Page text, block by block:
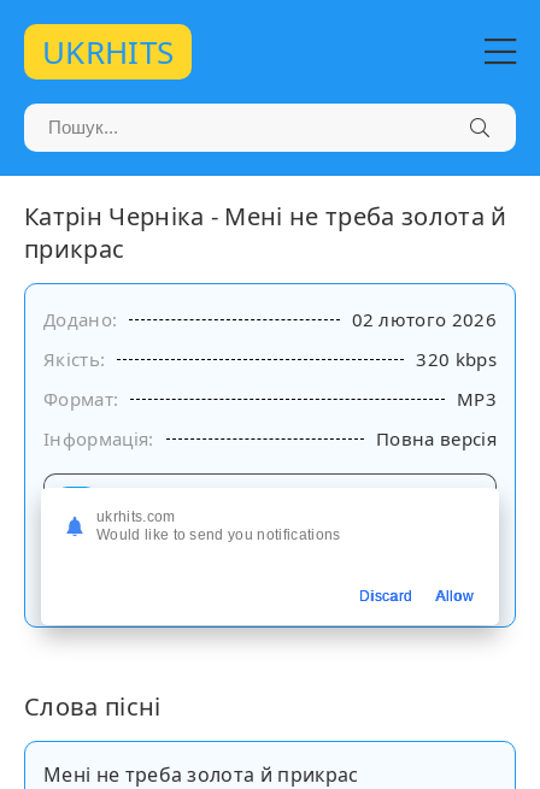
UKRHITS
Катрін Черніка - Мені не треба золота й
прикрас
Додано:
02 лютого 2026
Якість:
320 kbps
Формат:
MP3
Інформація:
Повна версія
на сайті
Слова пісні
Мені не треба золота й прикрас
ukrhits.com
Would like to send you notifications
Discard Allow